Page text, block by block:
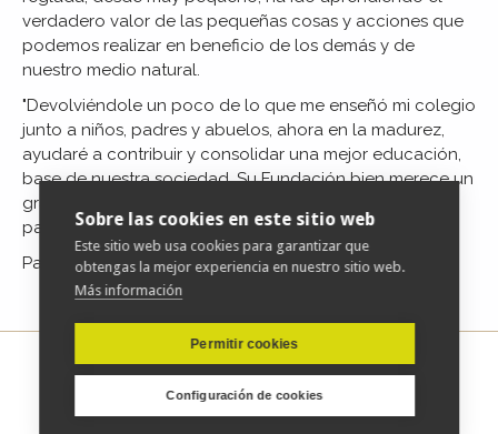
verdadero valor de las pequeñas cosas y acciones que
podemos realizar en beneficio de los demás y de
nuestro medio natural.
"Devolviéndole un poco de lo que me enseñó mi colegio
junto a niños, padres y abuelos, ahora en la madurez,
ayudaré a contribuir y consolidar una mejor educación,
base de nuestrasociedad. Su Fundación bien merece un
gratificante esfuerzo, agradecido por dejarme formar
parte."
Para acceder al artículo completopulse aquí
Sobre las cookies en este sitio web
Este sitio web usa cookies para garantizar que
obtengas la mejor experiencia en nuestro sitio web.
Más información
Permitir cookies
Configuración de cookies